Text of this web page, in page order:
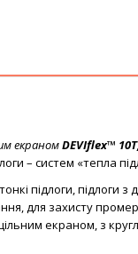
екраномDEVIflex™
– систем «тепла
підлоги, підлоги
для захисту
екраном, з